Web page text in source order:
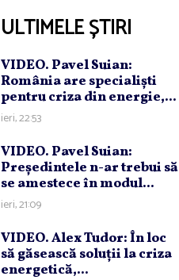
ULTIMELE ȘTIRI
VIDEO. Pavel Suian:
România are specialişti
pentru criza din energie,...
ieri, 22:53
VIDEO. Pavel Suian:
Preşedintele n-ar trebui să
se amestece în modul...
ieri, 21:09
VIDEO. Alex Tudor: În loc
să găsească soluţii la criza
energetică,...